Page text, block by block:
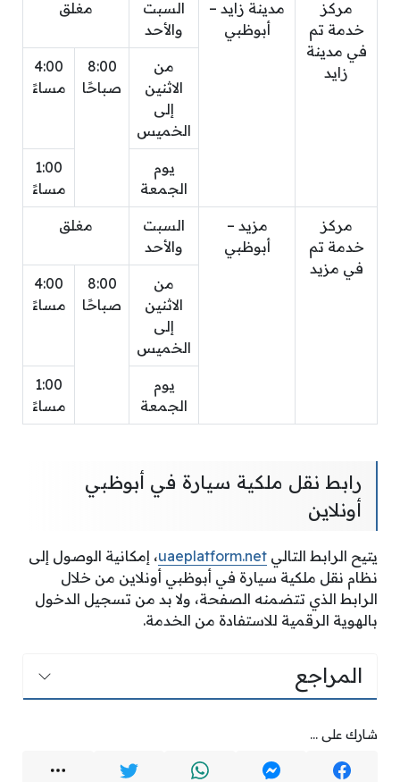
مركز
خدمة تم
في مدينة
زايد
مدينة زايد –
أبوظبي
السبت
والأحد
مغلق
من
الاثنين
إلى
الخميس
8:00
صباحًا
4:00
مساءً
يوم
الجمعة
1:00
مساءً
مركز
خدمة تم
في مزيد
مزيد –
أبوظبي
السبت
والأحد
مغلق
من
الاثنين
إلى
الخميس
8:00
صباحًا
4:00
مساءً
يوم
الجمعة
1:00
مساءً
رابط نقل ملكية سيارة في أبوظبي
أونلاين
يتيح الرابط التالي uaeplatform.net، إمكانية الوصول إلى
نظام نقل ملكية سيارة في أبوظبي أونلاين من خلال
الرابط الذي تتضمنه الصفحة، ولا بد من تسجيل الدخول
بالهوية الرقمية للاستفادة من الخدمة.
المراجع
شارك على ...